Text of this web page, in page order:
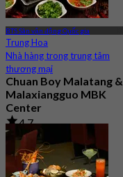
BTS Sân vận động Quốc gia
Trung Hoa
Nhà hàng trong trung tâm
thương mại
Chuan Boy Malatang &
Malaxiangguo MBK
Center
4.7
15 Đã đặt chỗ
Từ฿ 299.5